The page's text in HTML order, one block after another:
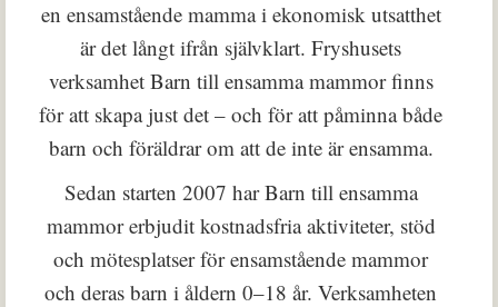
en ensamstående mamma i ekonomisk utsatthet
är det långt ifrån självklart. Fryshusets
verksamhet Barn till ensamma mammor finns
för att skapa just det – och för att påminna både
barn och föräldrar om att de inte är ensamma.
Sedan starten 2007 har Barn till ensamma
mammor erbjudit kostnadsfria aktiviteter, stöd
och mötesplatser för ensamstående mammor
och deras barn i åldern 0–18 år. Verksamheten